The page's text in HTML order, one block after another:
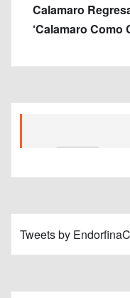
Calamaro
‘Calamaro Como
Tweets by EndorfinaC